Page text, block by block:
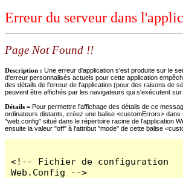
Erreur du serveur dans
Page Not Found !!
Description : Une erreur d'application s'est produite sur le
d'erreur personnalisés actuels pour cette application
des détails de l'erreur de l'application (pour des raisons de
peuvent être affichés par les navigateurs qui s'exécutent sur
Détails = Pour permettre l'affichage des détails de ce
ordinateurs distants, créez une balise <customErrors> dans
"web.config" situé dans le répertoire racine de l'application
ensuite la valeur "off" à l'attribut "mode" de cette balise
<!-- Fichier de configuration
Web.Config -->